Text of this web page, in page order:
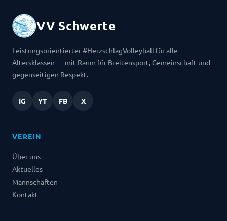
VV Schwerte
Leistungsorientierter #HerzschlagVolleyball für alle
Altersklassen — mit Raum für Breitensport, Gemeinschaft und
gegenseitigen Respekt.
IG YT FB X
VEREIN
Über uns
Aktuelles
Mannschaften
Kontakt